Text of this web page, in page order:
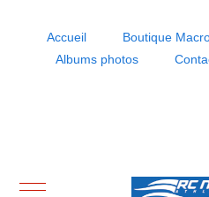
Accueil
Boutique
Albums photos
Mobile Menu Toggle